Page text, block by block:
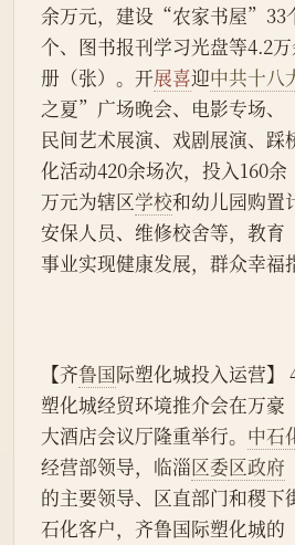
余万元，建设“农家书屋”33
个、图书报刊学习光盘等4.2
册（张）。开展喜迎中共十八
之夏”广场晚会、电影专场、
民间艺术展演、戏剧展演、踩
化活动420余场次，投入160余
万元为辖区学校和幼儿园购置
安保人员、维修校舍等，教育
事业实现健康发展，群众幸福
【齐鲁国际塑化城投入运营】
塑化城经贸环境推介会在万豪
大酒店会议厅隆重举行。 中石
经营部领导，临淄区委区政府
的主要领导、区直部门和稷下
石化客户，齐鲁国际塑化城的